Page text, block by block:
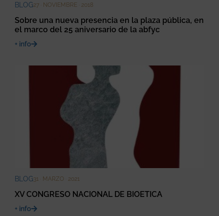
BLOG27 · NOVIEMBRE · 2018
Sobre una nueva presencia en la plaza pública, en
el marco del 25 aniversario de la abfyc
+ info
BLOG 31 · MARZO · 2021
XV CONGRESO NACIONAL DE BIOETICA
+ info